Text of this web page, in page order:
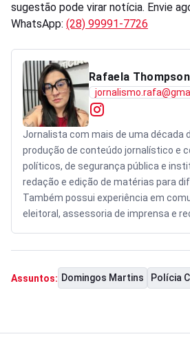
sugestão pode virar notícia. Envie
WhatsApp: (28) 99991-7726
Rafaela Thompson
Jornalista com mais de uma década
produção de conteúdo jornalístico e
políticos, de segurança pública e
redação e edição de matérias para
Também possui experiência em
eleitoral, assessoria de imprensa e
Assuntos: Domingos Martins Polícia